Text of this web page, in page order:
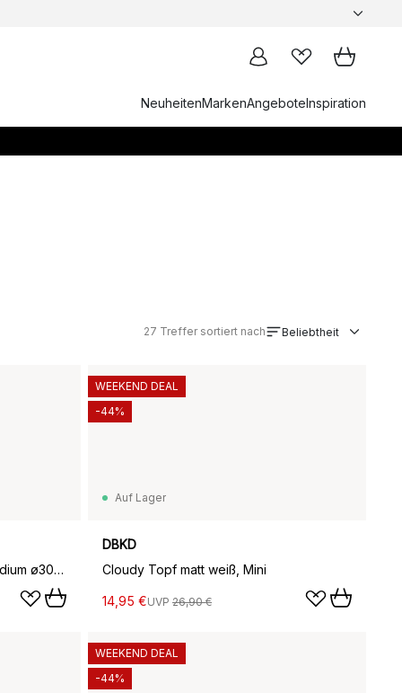
NeuheitenMarkenAngeboteInspiration
27 Treffer sortiert nach Beliebtheit
Cloudy Blumentopf greige, Medium ø30cm
Auf Lager
DBKD
Cloudy Topf matt weiß, Mini
14,95 €UVP 26,90 €
WEEKEND DEAL
-44%
WEEKEND DEAL
-44%